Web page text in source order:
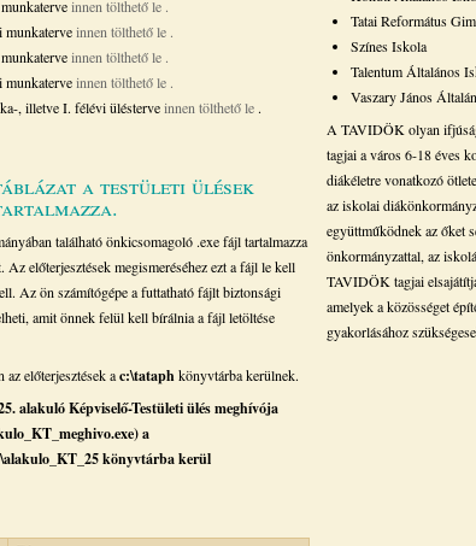
innen tölthető le .
innen tölthető le .
innen tölthető le .
innen tölthető le .
, illetve I. félévi ülésterveinnen tölthető le .
a testületi ülések
található önkicsomagoló .exe fájl tartalmazza
Az előterjesztések megismeréséhez ezt a fájl le kell
Az ön számítógépe a futtatható fájlt biztonsági
amit önnek felül kell bírálnia a fájl letöltése
az előterjesztések ac:\tataphkönyvtárba kerülnek.
alakuló Képviselő-Testületi ülés meghívója
a
könyvtárba kerül
Tatai Református
Színes Iskola
Talentum Általános
Vaszary János
A TAVIDÖK olyan
tagjai a város 6-18 éves
diákéletre vonatkozó
az iskolai
együttműködnek az őket
önkormányzattal, az
TAVIDÖK tagjai
amelyek a közösséget
gyakorlásához